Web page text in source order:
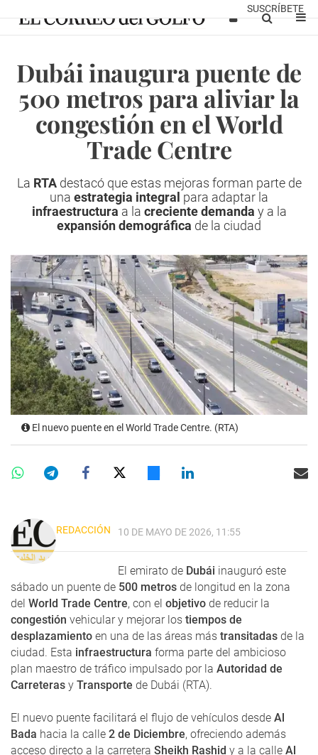
SUSCRÍBETE
Dubái inaugura puente de
500 metros para aliviar la
congestión en el World
Trade Centre
La RTAdestacó que estas mejoras forman parte de
una estrategia integral para adaptar la
infraestructura a la creciente demanda y a la
expansión demográfica de la ciudad
El nuevo puente en el World Trade Centre. (RTA)
REDACCIÓN 10 DE MAYO DE 2026, 11:55
El emirato de Dubái inauguró este
sábado un puente de 500 metros de longitud en la zona
del World Trade Centre, con el objetivo de reducir la
congestión vehicular y mejorar los tiempos de
desplazamiento en una de las áreas más transitadas de la
ciudad. Esta infraestructura forma parte del ambicioso
plan maestro de tráfico impulsado por la Autoridad de
Carreteras y Transporte de Dubái (RTA).
El nuevo puente facilitará el flujo de vehículos desde Al
Bada hacia la calle 2 de Diciembre, ofreciendo además
acceso directo a la carretera Sheikh Rashid y a la calle Al